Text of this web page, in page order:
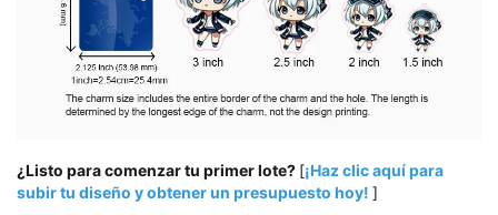
¿Listo para comenzar tu primer lote? [¡Haz clic aquí para
subir tu diseño y obtener un presupuesto hoy! ]